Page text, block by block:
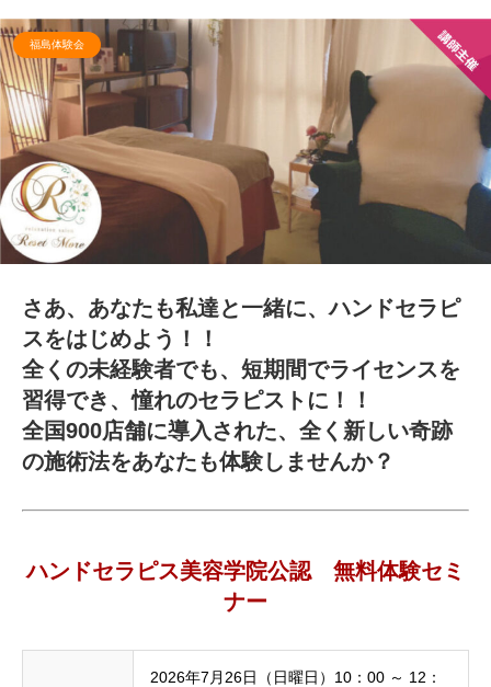
福島体験会
さあ、あなたも私達と一緒に、ハンドセラピ
スをはじめよう！！
全くの未経験者でも、短期間でライセンスを
習得でき、憧れのセラピストに！！
全国900店舗に導入された、全く新しい奇跡
の施術法をあなたも体験しませんか？
ハンドセラピス美容学院公認 無料体験セミ
ナー
2026年7月26日（日曜日）10：00 ～ 12：